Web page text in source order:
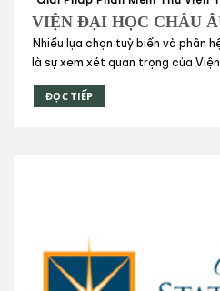
VIỆN ĐẠI HỌC CHÂU
GIẢI PHÁP PRIMO VỚI
LIỆU THU HOẠCH
CENTRAL CỦA EX
Nhiều lựa chọn tuỳ biến và phân
là sự xem xét quan trọng của
ĐỌC TIẾP